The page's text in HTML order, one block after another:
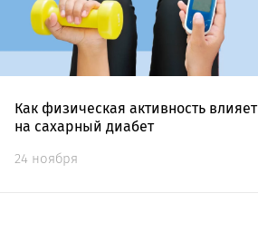
Как физическая активность влияет
на сахарный диабет
24 ноября